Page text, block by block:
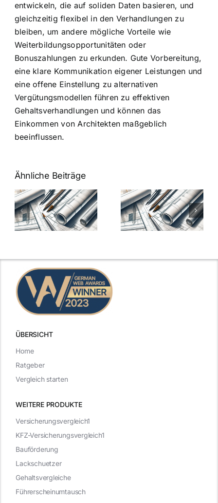
entwickeln, die auf soliden Daten basieren, und
gleichzeitig flexibel in den Verhandlungen zu
bleiben, um andere mögliche Vorteile wie
Weiterbildungsopportunitäten oder
Bonuszahlungen zu erkunden. Gute Vorbereitung,
eine klare Kommunikation eigener Leistungen und
eine offene Einstellung zu alternativen
Vergütungsmodellen führen zu effektiven
Gehaltsverhandlungen und können das
Einkommen von Architekten maßgeblich
beeinflussen.
Ähnliche Beiträge
7 Mythen
über
Architekten-
Gehälter
7 Mythen
über
Architekten-
Gehälter
ÜBERSICHT
WEITERE PRODUKTE
Versicherungsvergleich1
KFZ-Versicherungsvergleich1
Bauförderung
Lackschuetzer
Gehaltsvergleiche
Führerscheinumtausch
Home
Ratgeber
Vergleich starten